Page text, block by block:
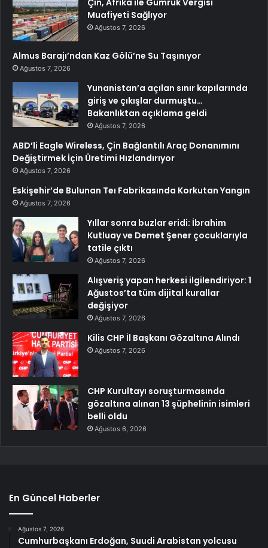
Çin, Afrika ile Gümrük Vergisi
Muafiyeti Sağlıyor
Ağustos 7, 2026
Almus Barajı’ndan Kaz Gölü’ne Su Taşınıyor
Ağustos 7, 2026
Yunanistan’a açılan sınır kapılarında
giriş ve çıkışlar durmuştu…
Bakanlıktan açıklama geldi
Ağustos 7, 2026
ABD’li Eagle Wireless, Çin Bağlantılı Araç Donanımını
Değiştirmek İçin Üretimi Hızlandırıyor
Ağustos 7, 2026
Eskişehir’de Bulunan Teı Fabrikasında Korkutan Yangın
Ağustos 7, 2026
Yıllar sonra buzlar eridi: İbrahim
Kutluay ve Demet Şener çocuklarıyla
tatile çıktı
Ağustos 7, 2026
Alışveriş yapan herkesi ilgilendiriyor: 1
Ağustos’ta tüm dijital kurallar
değişiyor
Ağustos 7, 2026
Kilis CHP İl Başkanı Gözaltına Alındı
Ağustos 7, 2026
CHP Kurultayı soruşturmasında
gözaltına alınan 13 şüphelinin isimleri
belli oldu
Ağustos 6, 2026
En Güncel Haberler
Ağustos 7, 2026
Cumhurbaşkanı Erdoğan, Suudi Arabistan yolcusu